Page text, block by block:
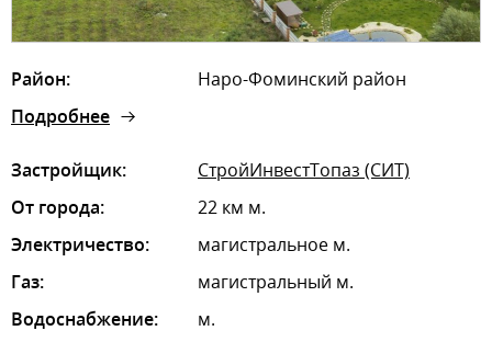
Район:
Наро-Фоминский район
Подробнее
Застройщик:
СтройИнвестТопаз (СИТ)
От города:
22 км м.
Электричество:
магистральное м.
Газ:
магистральный м.
Водоснабжение:
м.